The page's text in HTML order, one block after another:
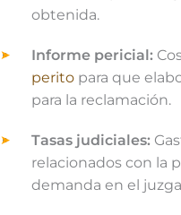
obtenida.
Informe pericial:
perito para que
para la reclamación.
Tasas judiciales:
relacionados con la
demanda en el